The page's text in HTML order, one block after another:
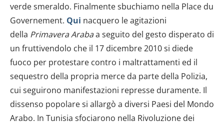
verde smeraldo. Finalmente sbuchiamo nella Place du
Governement. Qui nacquero le agitazioni
della Primavera Arabaa seguito del gesto disperato di
un fruttivendolo che il 17 dicembre 2010 si diede
fuoco per protestare contro i maltrattamenti ed il
sequestro della propria merce da parte della Polizia,
cui seguirono manifestazioni represse duramente. Il
dissenso popolare si allargò a diversi Paesi del Mondo
Arabo. In Tunisia sfociarono nella Rivoluzione dei